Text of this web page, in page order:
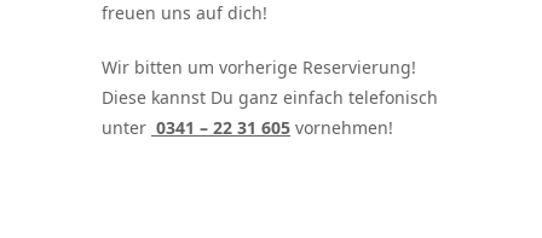
freuen uns auf dich!
Wir bitten um vorherige Reservierung!
Diese kannst Du ganz einfach telefonisch
unter 0341 – 22 31 605 vornehmen!